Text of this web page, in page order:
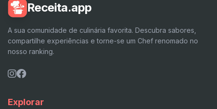
Receita.app
A sua comunidade de culinária favorita. Descubra sabores,
compartilhe experiências e torne-se um Chef renomado no
nosso ranking.
Explorar